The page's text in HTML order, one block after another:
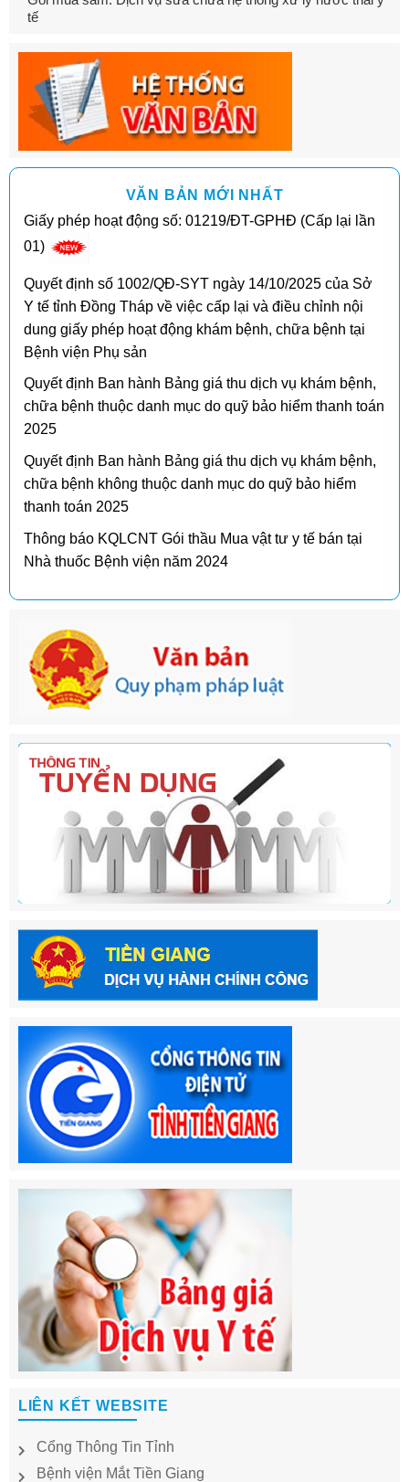
tế
VĂN BẢN MỚI NHẤT
Giấy phép hoạt động số: 01219/ĐT-GPHĐ (Cấp lại lần
01)
Quyết định số 1002/QĐ-SYT ngày 14/10/2025 của Sở
Y tế tỉnh Đồng Tháp về việc cấp lại và điều chỉnh nội
dung giấy phép hoạt động khám bệnh, chữa bệnh tại
Bệnh viện Phụ sản
Quyết định Ban hành Bảng giá thu dịch vụ khám bệnh,
chữa bệnh thuộc danh mục do quỹ bảo hiểm thanh toán
2025
Quyết định Ban hành Bảng giá thu dịch vụ khám bệnh,
chữa bệnh không thuộc danh mục do quỹ bảo hiểm
thanh toán 2025
Thông báo KQLCNT Gói thầu Mua vật tư y tế bán tại
Nhà thuốc Bệnh viện năm 2024
LIÊN KẾT WEBSITE
Cổng Thông Tin Tỉnh
Bệnh viện Mắt Tiền Giang